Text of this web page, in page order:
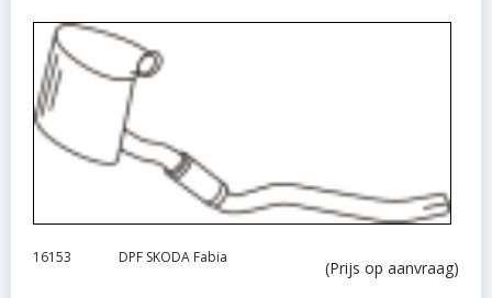
16153 DPF SKODA Fabia
(Prijs op aanvraag)